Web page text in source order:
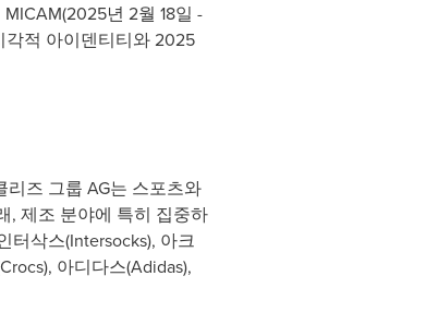
년 2월 18일 -
적 아이덴티티와 2025
즈 그룹 AG는 스포츠와
, 제조 분야에 특히 집중하
터삭스(Intersocks), 아크
아디다스(Adidas),